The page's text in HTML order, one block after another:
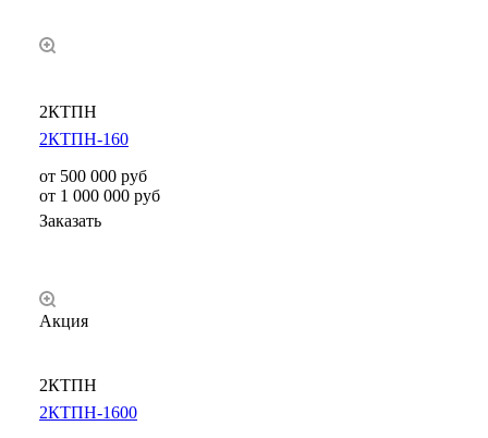
2КТПН
2КТПН-160
от 500 000 руб
от 1 000 000 руб
Заказать
Акция
2КТПН
2КТПН-1600